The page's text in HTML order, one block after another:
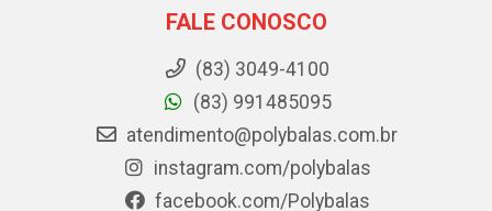
FALE CONOSCO
(83) 3049-4100
(83) 991485095
atendimento@polybalas.com.br
instagram.com/polybalas
facebook.com/Polybalas